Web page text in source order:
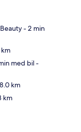
- 2 min
med bil-
km
km